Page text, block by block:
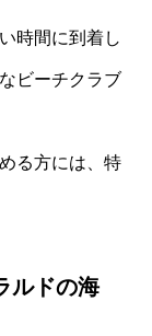
時間に到着し
ビーチクラブ
る方には、特
ルドの海